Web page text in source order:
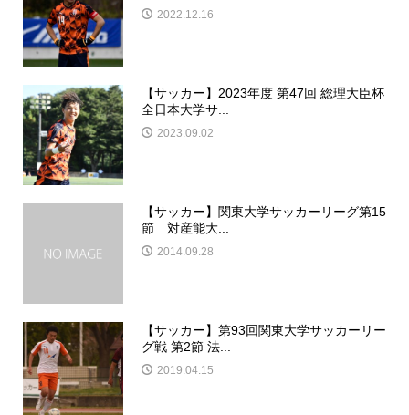
2022.12.16
【サッカー】2023年度 第47回 総理大臣杯
全日本大学サ...
2023.09.02
【サッカー】関東大学サッカーリーグ第15
節 対産能大...
2014.09.28
【サッカー】第93回関東大学サッカーリー
グ戦 第2節 法...
2019.04.15